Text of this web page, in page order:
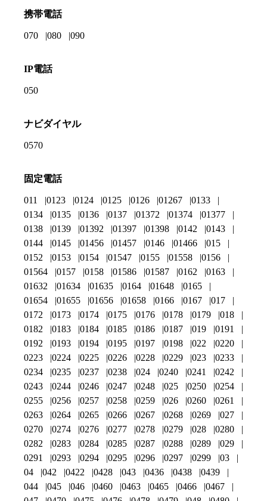
携帯電話
070 080 090
IP電話
050
ナビダイヤル
0570
固定電話
011 0123 0124 0125 0126 01267
0133
0134
0135 0136 0137 01372 01374
01377
0138
0139 01392 01397 01398 0142
0143
0144
0145 01456 01457 0146 01466
015
0152
0153 0154 01547 0155 01558
0156
01564
0157 0158 01586 01587 0162
0163
01632
01634 01635 0164 01648
0165
01654
01655 01656 01658 0166 0167
017
0172
0173 0174 0175 0176 0178 0179
018
0182
0183 0184 0185 0186 0187 019
0191
0192
0193 0194 0195 0197 0198 022
0220
0223
0224 0225 0226 0228 0229 023
0233
0234
0235 0237 0238 024 0240 0241
0242
0243
0244 0246 0247 0248 025 0250
0254
0255
0256 0257 0258 0259 026 0260
0261
0263
0264 0265 0266 0267 0268 0269
027
0270
0274 0276 0277 0278 0279 028
0280
0282
0283 0284 0285 0287 0288 0289
029
0291
0293 0294 0295 0296 0297 0299
03
04
042 0422 0428 043 0436 0438
0439
044
045 046 0460 0463 0465 0466
0467